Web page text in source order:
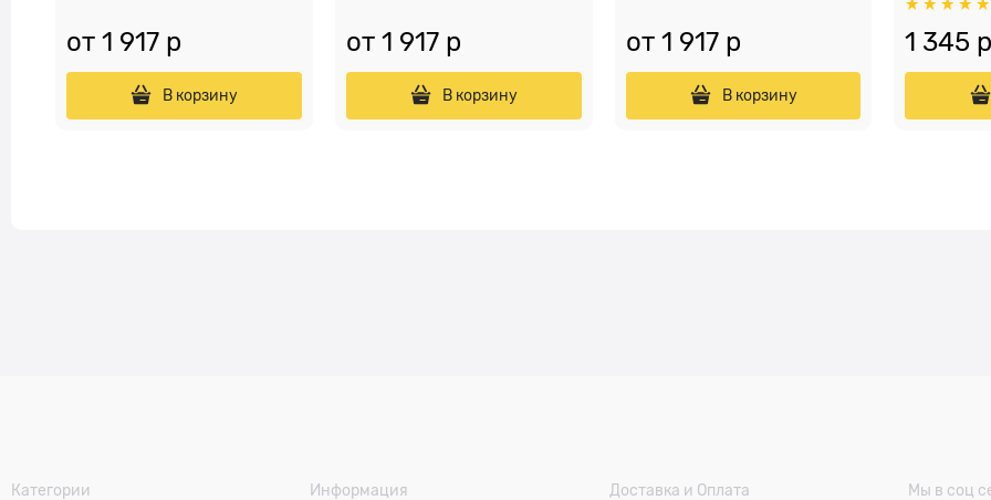
от 1 917 р
В корзину
от 1 917 р
В корзину
от 1 917 р
В корзину
1 345 р
Категории Информация Доставка и Оплата Мы в соц